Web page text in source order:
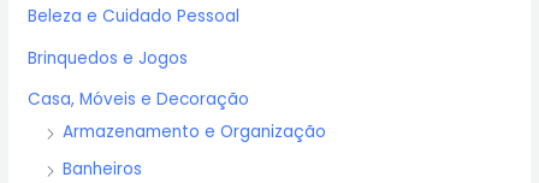
Beleza e Cuidado Pessoal
Brinquedos e Jogos
Casa, Móveis e Decoração
Armazenamento e Organização
Banheiros